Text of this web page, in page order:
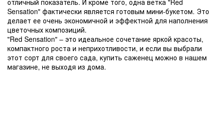
отличный показатель. И кроме того, одна ветка "Red
Sensation" фактически является готовым мини-букетом. Это
делает ее очень экономичной и эффектной для наполнения
цветочных композиций.
"Red Sensation" – это идеальное сочетание яркой красоты,
компактного роста и неприхотливости, и если вы выбрали
этот сорт для своего сада, купить саженец можно в нашем
магазине, не выходя из дома.